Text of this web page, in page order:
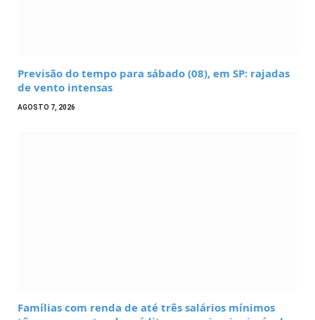
Previsão do tempo para sábado (08), em SP: rajadas
de vento intensas
AGOSTO 7, 2026
Famílias com renda de até três salários mínimos